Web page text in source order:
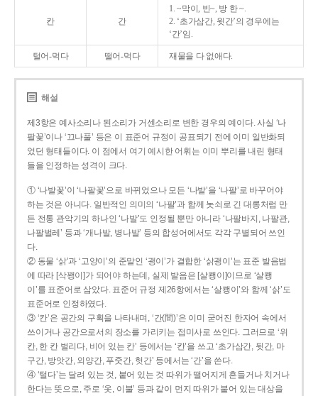
칸 간
1. ~막이, 빈~, 방 한 ~.
2. ‘초가삼간, 윗간’의 경우에는
‘간’임.
털어-먹다 떨어-먹다 재물을 다 없애다.
해설
제3항은 예사소리나 된소리가 거센소리로 변한 경우의 예이다. 사실 ‘나
팔꽃’이나 ‘끄나풀’ 등은 이 표준어 규정이 공표되기 전에 이미 일반화되
었던 형태들이다. 이 점에서 여기 예시한 어휘는 이미 뿌리를 내린 형태
들을 인정하는 성격이 크다.
① ‘나발꽃’이 ‘나팔꽃’으로 바뀌었으나 모든 ‘나발’을 ‘나팔’로 바꾸어야
하는 것은 아니다. 일반적인 의미의 ‘나팔’과 함께 놋쇠로 긴 대롱처럼 만
든 전통 관악기의 하나인 ‘나발’도 인정될 뿐만 아니라 ‘나팔바지, 나팔관,
나팔벌레’ 등과 ‘개나발, 병나발’ 등의 합성어에서도 각각 구별되어 쓰인
다.
② 동물 ‘삵’과 ‘고양이’의 준말인 ‘괭이’가 결합한 ‘삵괭이’는 표준 발음법
에 따라 [삭꽹이]가 되어야 하는데, 실제 발음은 [살쾡이]이므로 ‘살쾡
이’를 표준어로 삼았다. 표준어 규정 제26항에서는 ‘살쾡이’와 함께 ‘삵’도
표준어로 인정하였다.
③ ‘칸’은 공간의 구획을 나타내며, ‘간(間)’은 이미 굳어진 한자어 속에서
쓰이거나 공간으로서의 장소를 가리키는 접미사로 쓰인다. 그러므로 ‘위
칸, 한 칸 벌리다, 비어 있는 칸’ 등에서는 ‘칸’을 쓰고 ‘초가삼간, 뒷간, 마
구간, 방앗간, 외양간, 푸줏간, 헛간’ 등에서는 ‘간’을 쓴다.
④ ‘털다’는 달려 있는 것, 붙어 있는 것 따위가 떨어지게 흔들거나 치거나
한다는 뜻으로, 주로 ‘옷, 이불’ 등과 같이 먼지 따위가 붙어 있는 대상을